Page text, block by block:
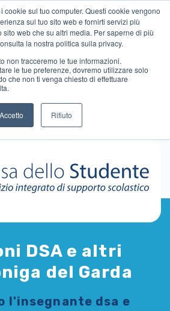
cookie sul tuo computer. Questi cookie vengono
sul tuo sito web e fornirti servizi più
web che su altri media. Per saperne di più
la nostra politica sulla privacy.
non tracceremo le tue informazioni.
le tue preferenze, dovremo utilizzare solo
che non ti venga chiesto di effettuare
Accetto Rifiuto
DSA e altri
del Garda
l'insegnante dsa e